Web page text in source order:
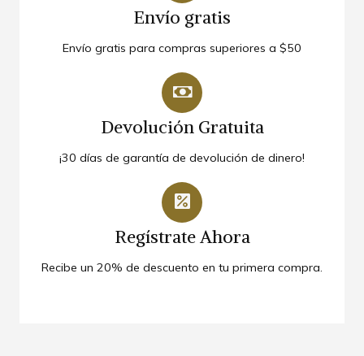
Envío gratis
Envío gratis para compras superiores a $50
Envío gratis
Consulta las políticas de envío.
Devolución Gratuita
¡30 días de garantía de devolución de dinero!
Devolución Gratuita
Llámanos para coordinar.
Regístrate Ahora
Recibe un 20% de descuento en tu primera compra.
Regístrate Ahora
Al registrarse, puedes pagar más rápido, rastrear tus